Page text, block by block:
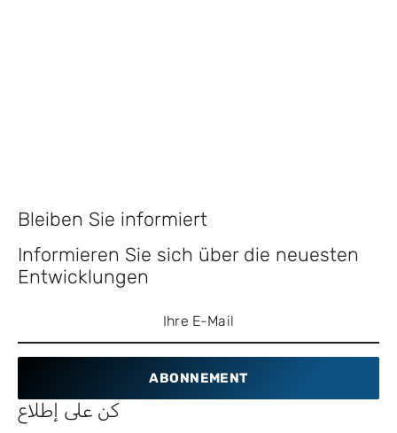
Bleiben Sie informiert
Informieren Sie sich über die neuesten
Entwicklungen
ABONNEMENT
كن على إطلاع